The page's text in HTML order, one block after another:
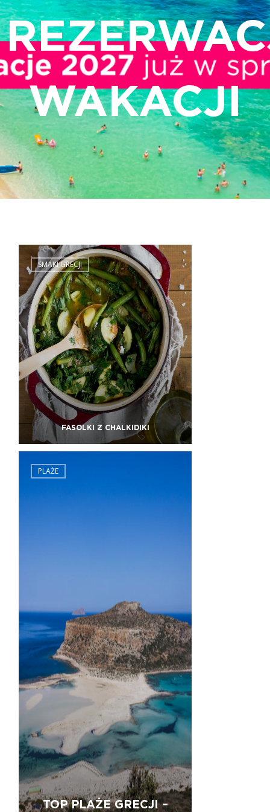
SMAKI GRECJI
FASOLKI Z CHALKIDIKI
PLAŻE
TOP PLAŻE GRECJI –